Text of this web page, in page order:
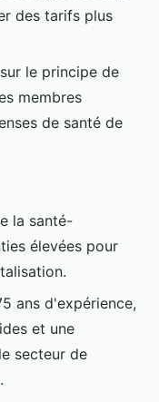
des tarifs plus
le principe de
membres
de santé de
la santé-
élevées pour
ans d'expérience,
et une
secteur de